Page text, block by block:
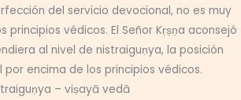
del servicio devocional, no es muy
principios védicos. El Señor Kṛṣṇa aconsejó
al nivel de nistraiguṇya, la posición
encima de los principios védicos.
traiguṇya – viṣayā vedā